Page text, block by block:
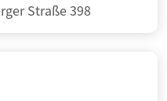
Straße 398